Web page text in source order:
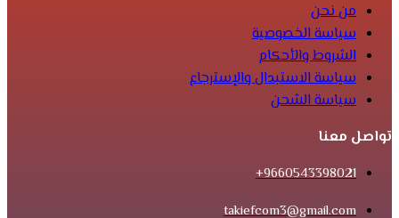
من نحن
سياسة الخصوصية
الشروط والأحكام
سياسة الاستبدال والإسترجاع
سياسة الشحن
تواصل معنا
9660543398021+
takiefcom3@gmail.com